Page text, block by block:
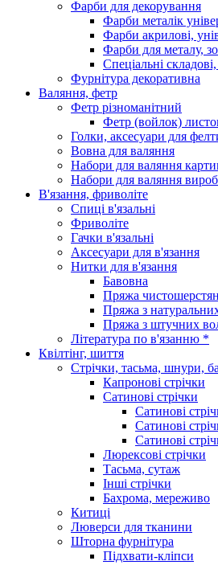
Фарби для декорування
Фарби металік
Фарби акрилові,
Фарби для металу,
Спеціальні
Фурнітура декоративна
Валяння, фетр
Фетр різноманітний
Фетр (войлок)
Голки, аксесуари для
Вовна для валяння
Набори для валяння
Набори для валяння
В'язання, фриволіте
Спиці в'язальні
Фриволіте
Гачки в'язальні
Аксесуари для в'язання
Нитки для в'язання
Бавовна
Пряжа
Пряжа з
Пряжа з штучних
Література по в'язанню *
Квілтінг, шиття
Стрічки, тасьма, шнури,
Капронові стрічки
Сатинові стрічки
Сатинові
Сатинові
Сатинові
Люрексові стрічки
Тасьма, сутаж
Інші стрічки
Бахрома, мереживо
Китиці
Люверси для тканини
Шторна фурнітура
Підхвати-кліпси